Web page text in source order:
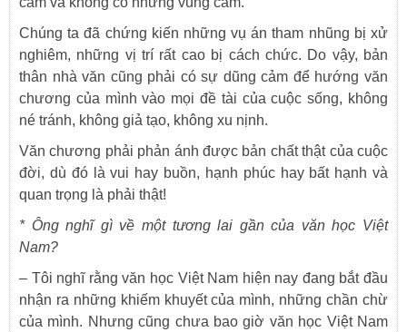
Chúng ta đã chứng kiến những vụ án tham nhũng bị xử
nghiêm, những vị trí rất cao bị cách chức. Do vậy, bản
thân nhà văn cũng phải có sự dũng cảm để hướng văn
chương của mình vào mọi đề tài của cuộc sống, không
né tránh, không giả tạo, không xu nịnh.
Văn chương phải phản ánh được bản chất thật của cuộc
đời, dù đó là vui hay buồn, hạnh phúc hay bất hạnh và
quan trọng là phải thật!
*Ông nghĩ gì về một tương lai gần của văn học Việt
Nam?
– Tôi nghĩ rằng văn học Việt Nam hiện nay đang bắt đầu
nhận ra những khiếm khuyết của mình, những chần chừ
của mình. Nhưng cũng chưa bao giờ văn học Việt Nam